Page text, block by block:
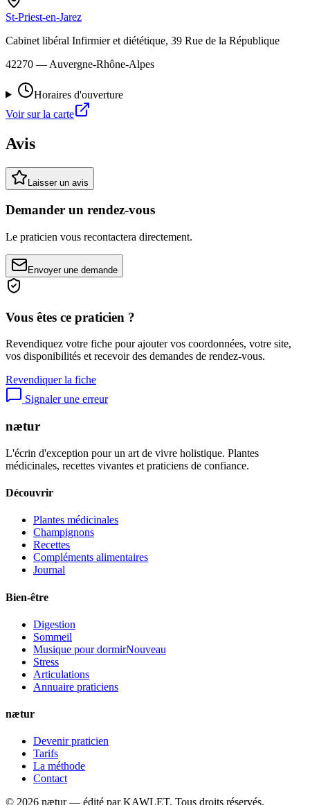
St-Priest-en-Jarez
Cabinet libéral Infirmier et diététique, 39 Rue de la République
42270 — Auvergne-Rhône-Alpes
Horaires d'ouverture
Voir sur la carte
Avis
Laisser un avis
Demander un rendez-vous
Le praticien vous recontactera directement.
Envoyer une demande
Vous êtes ce praticien ?
Revendiquez votre fiche pour ajouter vos coordonnées, votre site,
vos disponibilités et recevoir des demandes de rendez-vous.
Revendiquer la fiche
Signaler une erreur
nætur
L'écrin d'exception pour un art de vivre holistique. Plantes
médicinales, recettes vivantes et praticiens de confiance.
Découvrir
Plantes médicinales
Champignons
Recettes
Compléments alimentaires
Journal
Bien-être
Digestion
Sommeil
Musique pour dormirNouveau
Stress
Articulations
Annuaire praticiens
nætur
Devenir praticien
Tarifs
La méthode
Contact
© 2026 nætur — édité par KAWLET. Tous droits réservés.